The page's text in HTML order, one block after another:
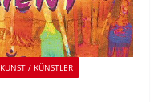
KUNST / KÜNSTLER